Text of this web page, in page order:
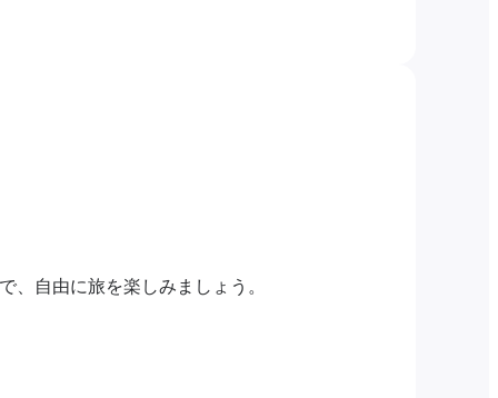
、自由に旅を楽しみましょう。